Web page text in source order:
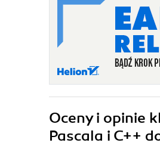
Oceny i opinie
Pascala i C++